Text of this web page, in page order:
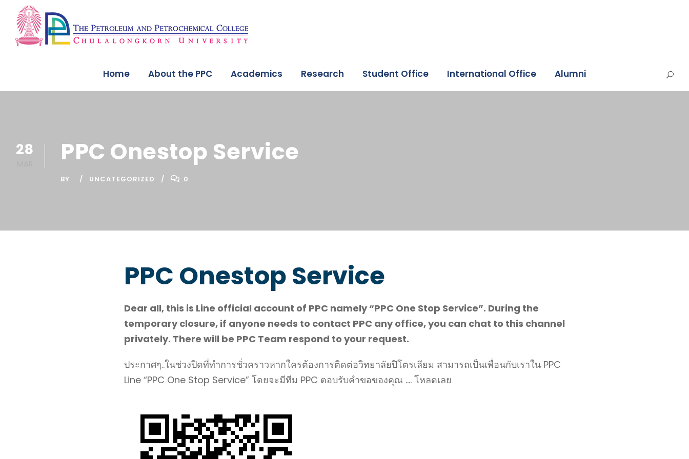
Home About the PPC Academics Research Student Office International Office Alumni
28 PPC Onestop Service
BY UNCATEGORIZED 0
PPC Onestop Service
Dear all, this is Line official account of PPC namely “PPC One Stop Service”. During the
temporary closure, if anyone needs to contact PPC any office, you can chat to this channel
privately. There will be PPC Team respond to your request.
ประกาศๆ..ในช่วงปิดที่ทำการชั่วคราวหากใครต้องการติดต่อวิทยาลัยปิโตรเลียม สามารถเป็นเพื่อนกับเราใน PPC
Line “PPC One Stop Service” โดยจะมีทีม PPC ตอบรับคำขอของคุณ …. โหลดเลย